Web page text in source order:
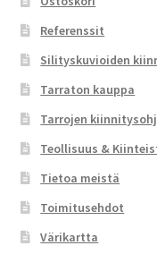
Referenssit
Silityskuvioiden
Tarraton kauppa
Tarrojen
Teollisuus &
Tietoa meistä
Toimitusehdot
Värikartta